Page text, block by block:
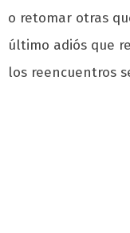
o retomar otras
último adiós que
los reencuentros